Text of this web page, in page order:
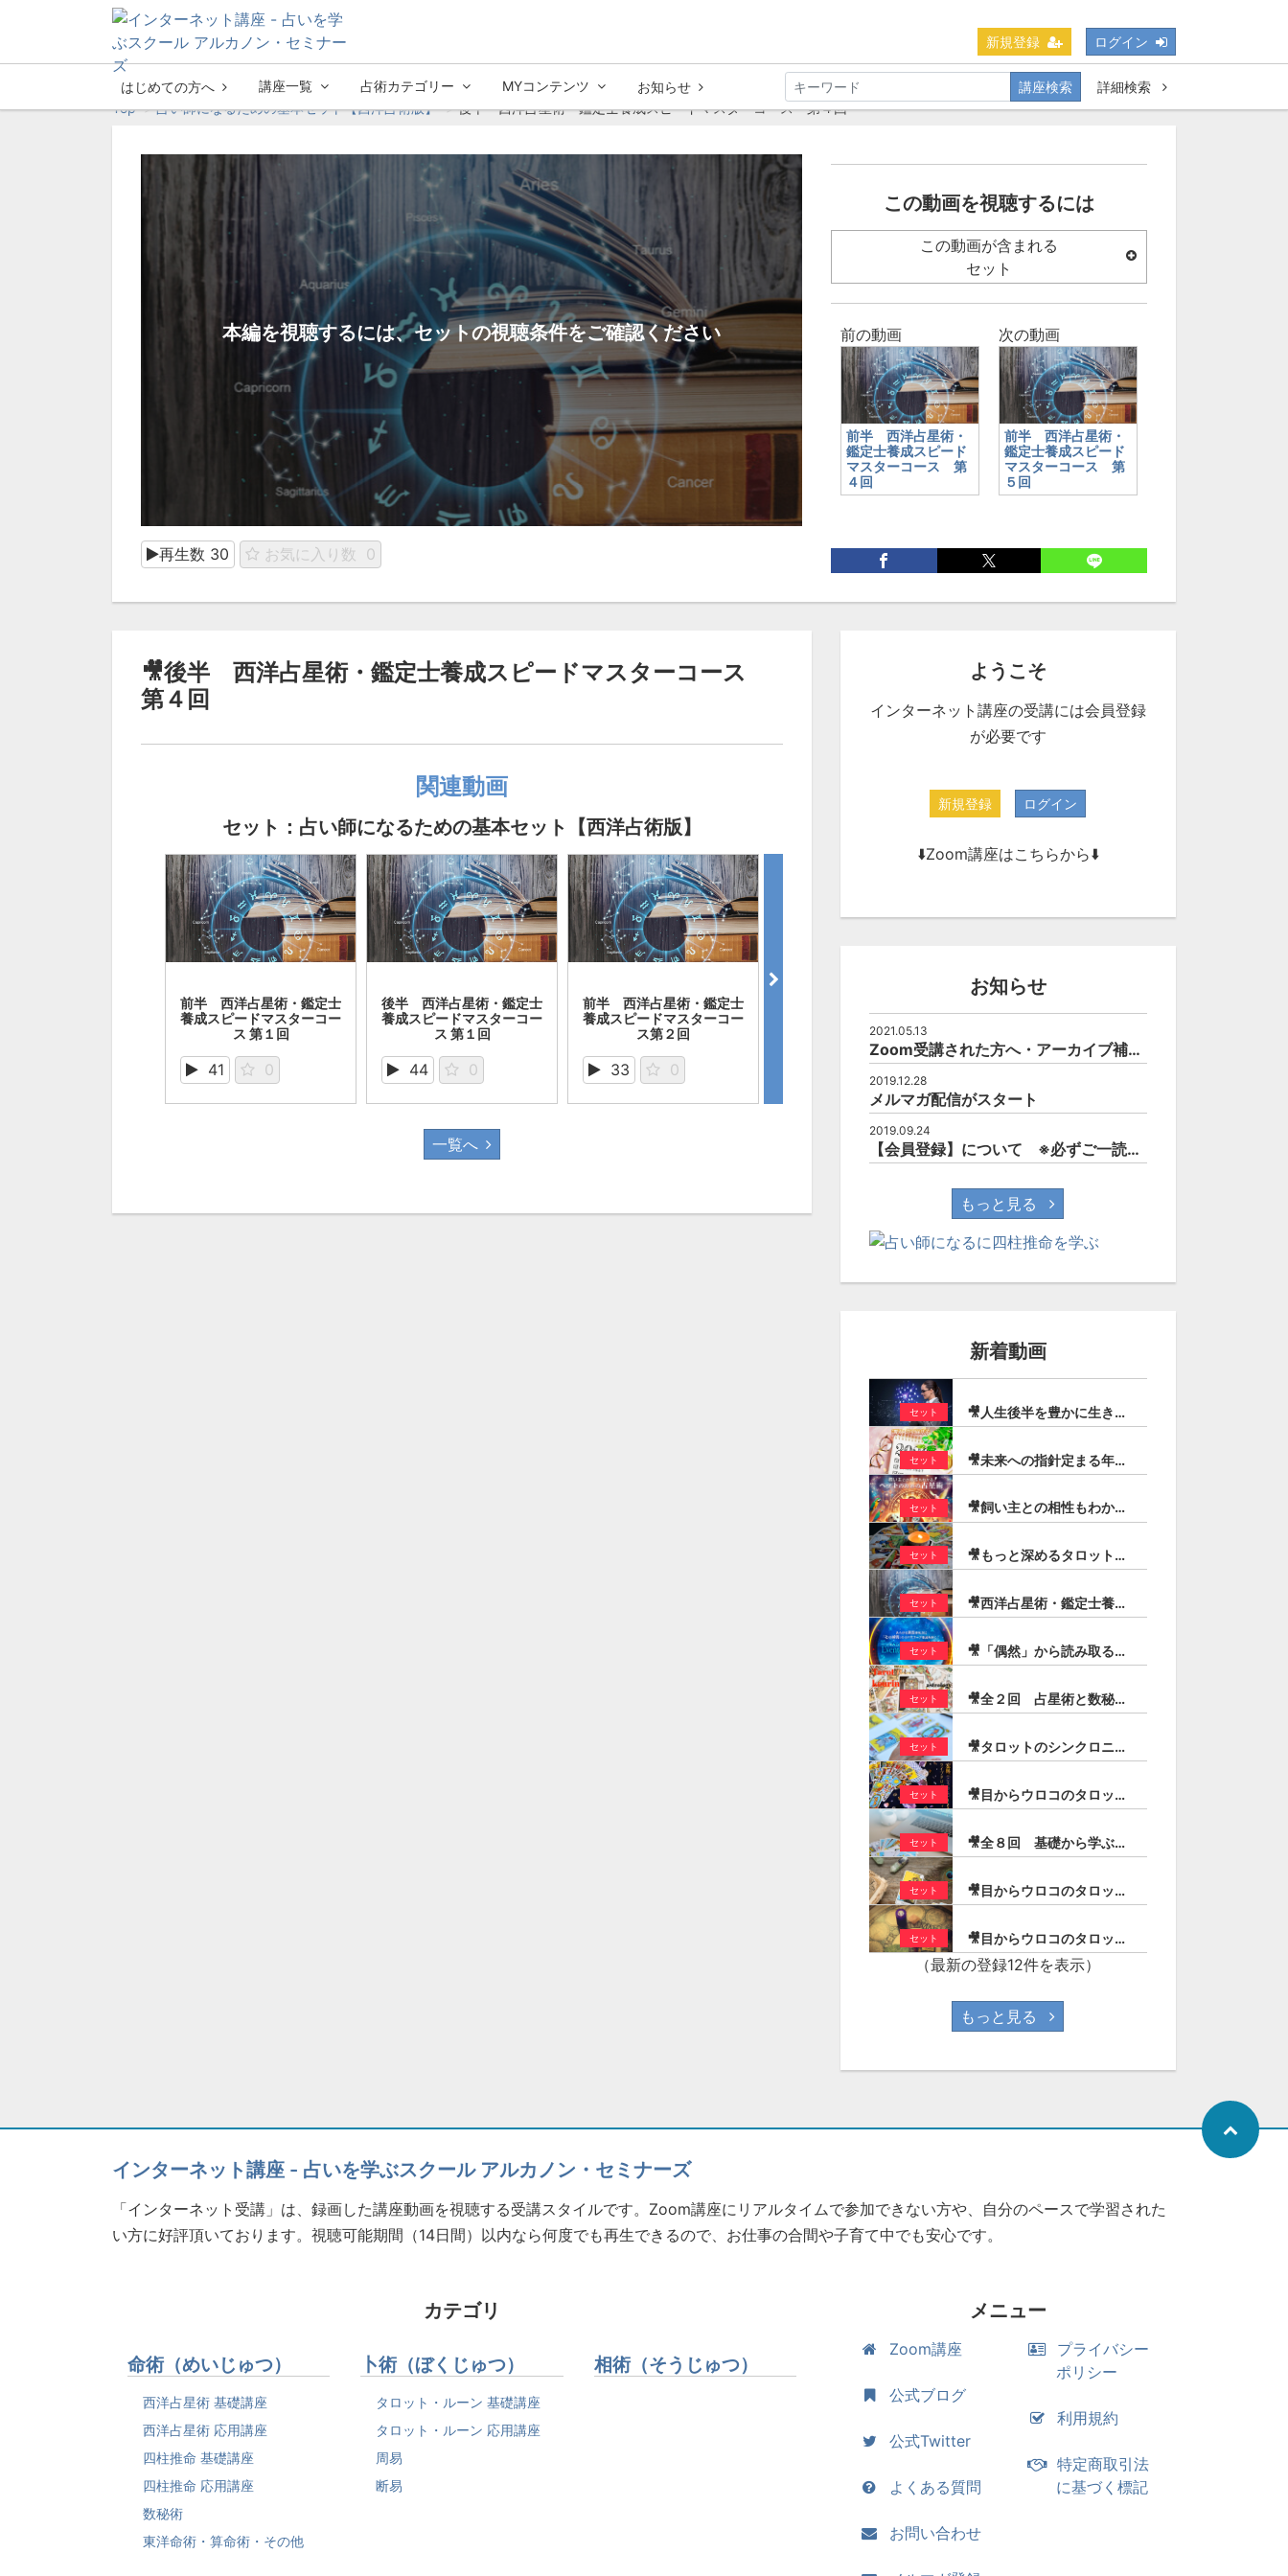
新規登録 ログイン
はじめての方へ 講座一覧 占術カテゴリー MYコンテンツ お知らせ 講座検索
詳細検索
Top
占い師になるための基本セット【西洋占術版】 後半 西洋占星術・鑑定士養成スピードマスターコース 第４回
本編を視聴するには、セットの視聴条件をご確認ください
再生数 30 お気に入り数 0
この動画を視聴するには
この動画が含まれる
セット
前の動画
前半 西洋占星術・
鑑定士養成スピード
マスターコース 第
４回
次の動画
前半 西洋占星術・
鑑定士養成スピード
マスターコース 第
５回
🎥後半 西洋占星術・鑑定士養成スピードマスターコース
第４回
関連動画
セット：占い師になるための基本セット【西洋占術版】
前半 西洋占星術・鑑定士
養成スピードマスターコー
ス 第１回
41 0
後半 西洋占星術・鑑定士
養成スピードマスターコー
ス 第１回
44 0
前半 西洋占星術・鑑定士
養成スピードマスターコー
ス第２回
33 0
養成スピードマスターコー
ス第２回
0
養成スピードマスターコー
40 0
一覧へ
ようこそ
インターネット講座の受講には会員登録
が必要です
新規登録 ログイン
⬇️Zoom講座はこちらから⬇️
お知らせ
2021.05.13
Zoom受講された方へ・アーカイブ補講について
2019.12.28
メルマガ配信がスタート
2019.09.24
【会員登録】について ※必ずご一読されて下さい。
もっと見る
新着動画
セット 🎥人生後半を豊かに生きる！定年後に輝くための占星術（石川楓花）
セット 🎥未来への指針定まる年！2026年トランジットの動きを追う ーまとめ読み先取り解説ー（登石麻恭子）
セット 🎥飼い主との相性もわかる「ペットのための占星術」（芳垣宗久）
セット 🎥もっと深めるタロットリーディング【コートカード編】（宏林）
セット 🎥西洋占星術・鑑定士養成スピードマスターコース（最新版）
セット 🎥「偶然」から読み取る「必然」の兆し：イベント・チャート・メソッド
セット 🎥全２回 占星術と数秘術シンボルを交えたタロットリーディング技法（宏林）
セット 🎥タロットのシンクロニシティ・コンビネーションリーディング（宏林）
セット 🎥目からウロコのタロットリーディング入門（宏林）
セット 🎥全８回 基礎から学ぶ！実践タロット／大アルカナ編（宏林）
セット 🎥目からウロコのタロットリーディング／ストーリー作りのコツ（宏林）
セット 🎥目からウロコのタロットリーディング／１年を読む！（宏林）
（最新の登録12件を表示）
もっと見る
インターネット講座 - 占いを学ぶスクール アルカノン・セミナーズ
「インターネット受講」は、録画した講座動画を視聴する受講スタイルです。Zoom講座にリアルタイムで参加できない方や、自分のペースで学習された
い方に好評頂いております。視聴可能期間（14日間）以内なら何度でも再生できるので、お仕事の合間や子育て中でも安心です。
カテゴリ
命術（めいじゅつ）
西洋占星術 基礎講座
西洋占星術 応用講座
四柱推命 基礎講座
四柱推命 応用講座
数秘術
東洋命術・算命術・その他
卜術（ぼくじゅつ）
タロット・ルーン 基礎講座
タロット・ルーン 応用講座
周易
断易
相術（そうじゅつ）
メニュー
Zoom講座
公式ブログ
公式Twitter
よくある質問
お問い合わせ
プライバシー
ポリシー
利用規約
特定商取引法
に基づく標記